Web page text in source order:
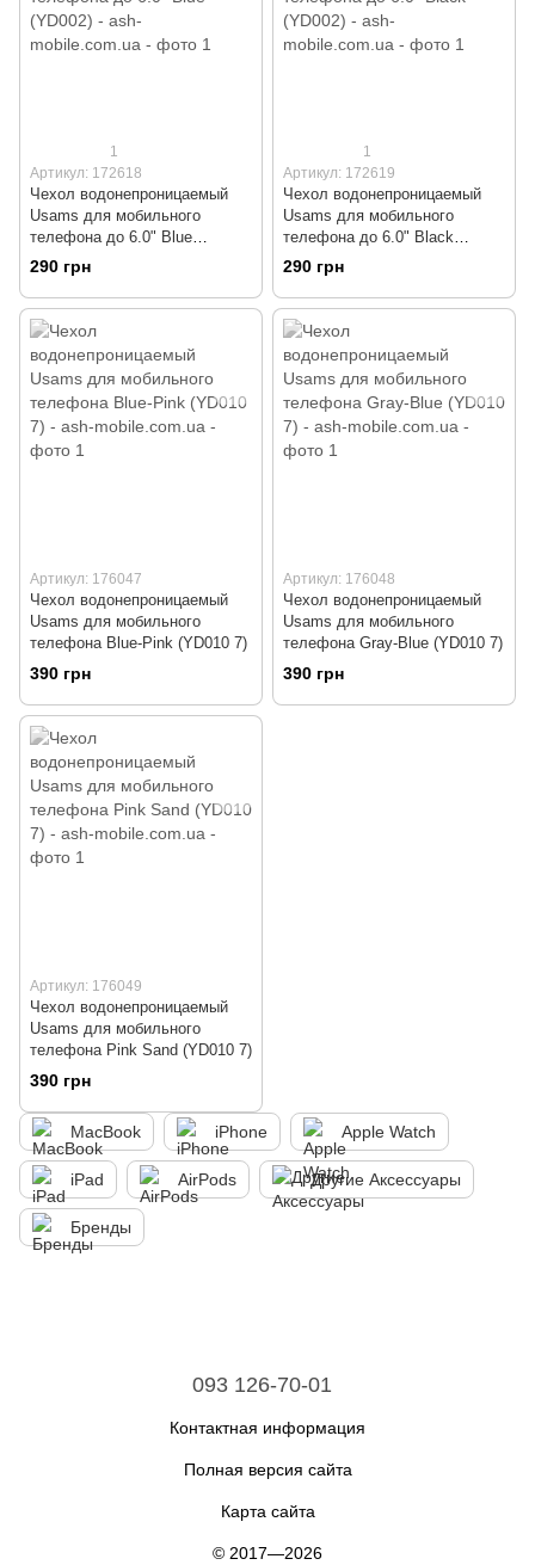
1
Артикул: 172618
Чехол водонепроницаемый
Usams для мобильного
телефона до 6.0" Blue
(YD002)
290 грн
1
Артикул: 172619
Чехол водонепроницаемый
Usams для мобильного
телефона до 6.0" Black
(YD002)
290 грн
Артикул: 176047
Чехол водонепроницаемый
Usams для мобильного
телефона Blue-Pink (YD010 7)
390 грн
Артикул: 176048
Чехол водонепроницаемый
Usams для мобильного
телефона Gray-Blue (YD010 7)
390 грн
Артикул: 176049
Чехол водонепроницаемый
Usams для мобильного
телефона Pink Sand (YD010 7)
390 грн
MacBook iPhone Apple Watch
iPad AirPods Другие Аксессуары
Бренды
093 126-70-01
Контактная информация
Полная версия сайта
Карта сайта
© 2017—2026